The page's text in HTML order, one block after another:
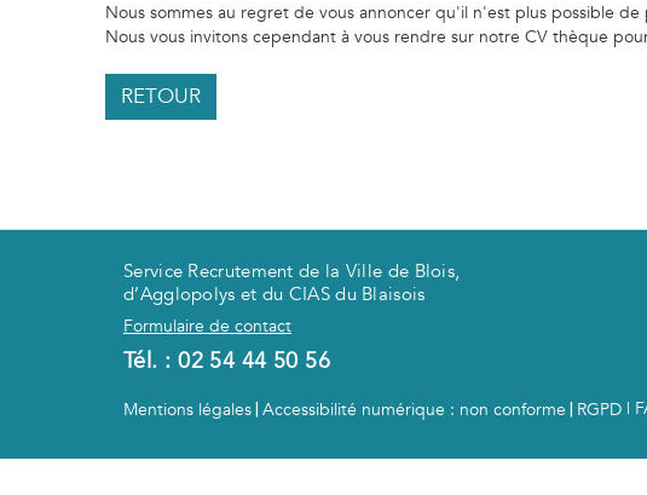
Nous sommes au regret de vous annoncer qu'il n'est plus possible
Nous vous invitons cependant à vous rendre sur notre CV thèque
RETOUR
Service Recrutement de la Ville de Blois,
d’Agglopolys et du CIAS du Blaisois
Formulaire de contact
Tél. :02 54 44 50 56
Mentions légales Accessibilité numérique : non conforme RGPD |